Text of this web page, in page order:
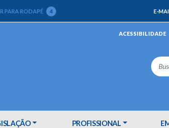
PARA RODAPÉ 4 E-
ACESSIBILIDADE
PROFISSIONAL